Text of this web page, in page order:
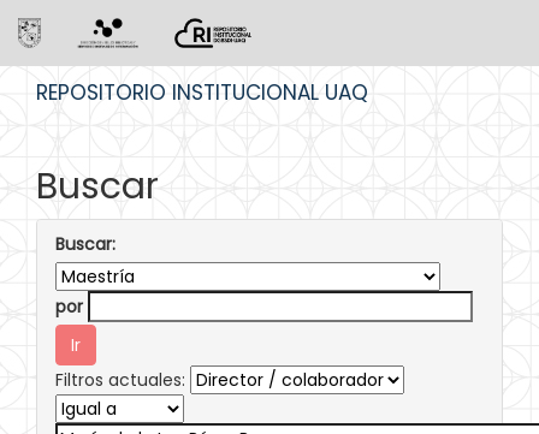
REPOSITORIO INSTITUCIONAL UAQ
Buscar
Buscar:
por
Filtros actuales: